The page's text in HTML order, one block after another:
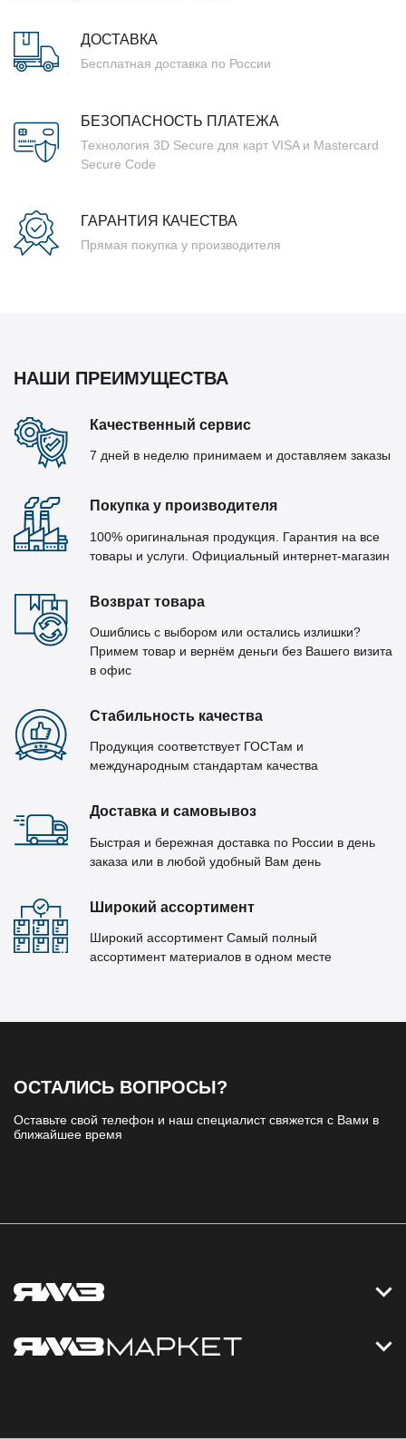
ДОСТАВКА
Бесплатная доставка по России
БЕЗОПАСНОСТЬ ПЛАТЕЖА
Технология 3D Secure для карт VISA и Mastercard
Secure Code
ГАРАНТИЯ КАЧЕСТВА
Прямая покупка у производителя
НАШИ ПРЕИМУЩЕСТВА
Качественный сервис
7 дней в неделю принимаем и доставляем заказы
Покупка у производителя
100% оригинальная продукция. Гарантия на все
товары и услуги. Официальный интернет-магазин
Возврат товара
Ошиблись с выбором или остались излишки?
Примем товар и вернём деньги без Вашего визита
в офис
Стабильность качества
Продукция соответствует ГОСТам и
международным стандартам качества
Доставка и самовывоз
Быстрая и бережная доставка по России в день
заказа или в любой удобный Вам день
Широкий ассортимент
Широкий ассортимент Самый полный
ассортимент материалов в одном месте
ОСТАЛИСЬ ВОПРОСЫ?
Оставьте свой телефон и наш специалист свяжется с Вами в
ближайшее время
Контакты